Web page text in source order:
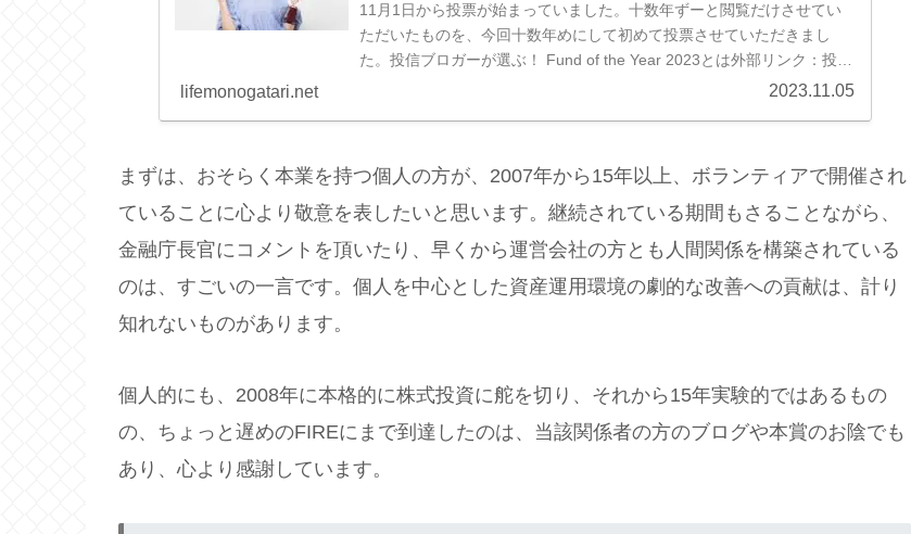
11月1日から投票が始まっていました。十数年ずーと閲覧だけさせてい
ただいたものを、今回十数年めにして初めて投票させていただきまし
た。投信ブロガーが選ぶ！ Fund of the Year 2023とは外部リンク：投信
lifemonogatari.net 2023.11.05
まずは、おそらく本業を持つ個人の方が、2007年から15年以上、ボランティアで開催され
ていることに心より敬意を表したいと思います。継続されている期間もさることながら、
金融庁長官にコメントを頂いたり、早くから運営会社の方とも人間関係を構築されている
のは、すごいの一言です。個人を中心とした資産運用環境の劇的な改善への貢献は、計り
知れないものがあります。
個人的にも、2008年に本格的に株式投資に舵を切り、それから15年実験的ではあるもの
の、ちょっと遅めのFIREにまで到達したのは、当該関係者の方のブログや本賞のお陰でも
あり、心より感謝しています。